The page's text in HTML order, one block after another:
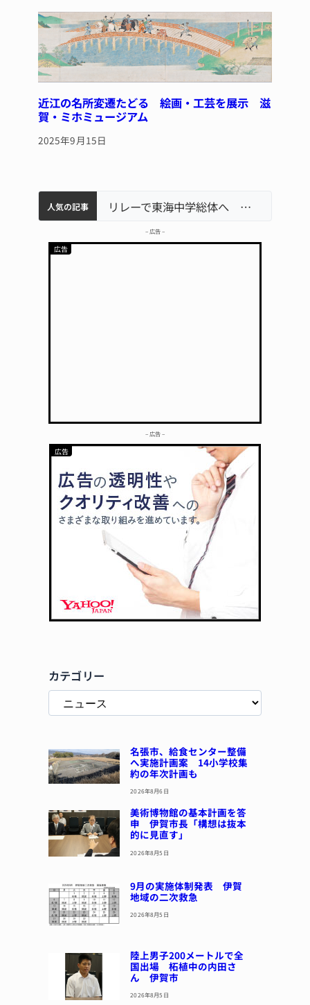
近江の名所変遷たどる 絵画・工芸を展示 滋
賀・ミホミュージアム
2025年9月15日
人気の記事
中学校の陶壁モニュメント 地元建設会社がボランティアで清掃 伊賀名張市立病院のDMAT、熊本地震の被災地へ 能登以来3回目の派遣
【インターハイ⑨】ソフトテニス ミス減らし上位狙う 近大高専 リレーで東海中学総体へ 伊賀・名張
– 広告 –
– 広告 –
カテゴリー
名張市、給食センター整備
へ実施計画案 14小学校集
約の年次計画も
2026年8月6日
美術博物館の基本計画を答
申 伊賀市長「構想は抜本
的に見直す」
2026年8月5日
9月の実施体制発表 伊賀
地域の二次救急
2026年8月5日
陸上男子200メートルで全
国出場 柘植中の内田さ
ん 伊賀市
2026年8月5日